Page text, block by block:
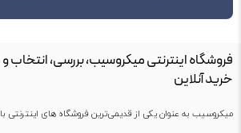
فروشگاه اینترنتی میکروسیب، بررسی، انتخاب و
خرید آنلاین
میکروسیب به عنوان یکی از قدیمی‌ترین فروشگاه های اینترنتی با